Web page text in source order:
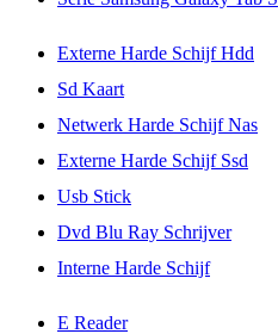
Externe Harde Schijf Hdd
Sd Kaart
Netwerk Harde Schijf Nas
Externe Harde Schijf Ssd
Usb Stick
Dvd Blu Ray Schrijver
Interne Harde Schijf
E Reader